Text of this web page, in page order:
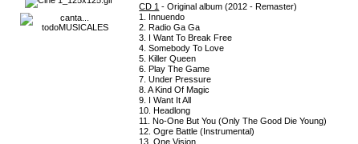
CD 1 - Original album (2012 - Remaster)
1. Innuendo
2. Radio Ga Ga
3. I Want To Break Free
4. Somebody To Love
5. Killer Queen
6. Play The Game
7. Under Pressure
8. A Kind Of Magic
9. I Want It All
10. Headlong
11. No-One But You (Only The Good Die Young)
12. Ogre Battle (Instrumental)
13. One Vision